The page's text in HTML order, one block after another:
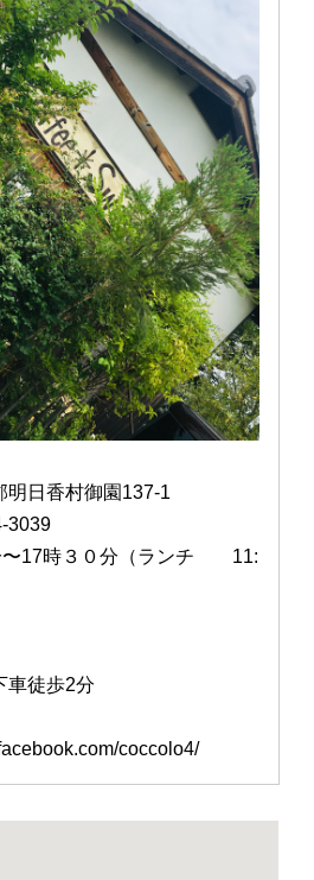
明日香村御園137-1
3039
〜17時３０分（ランチ 11:
車徒歩2分
coccolo4/